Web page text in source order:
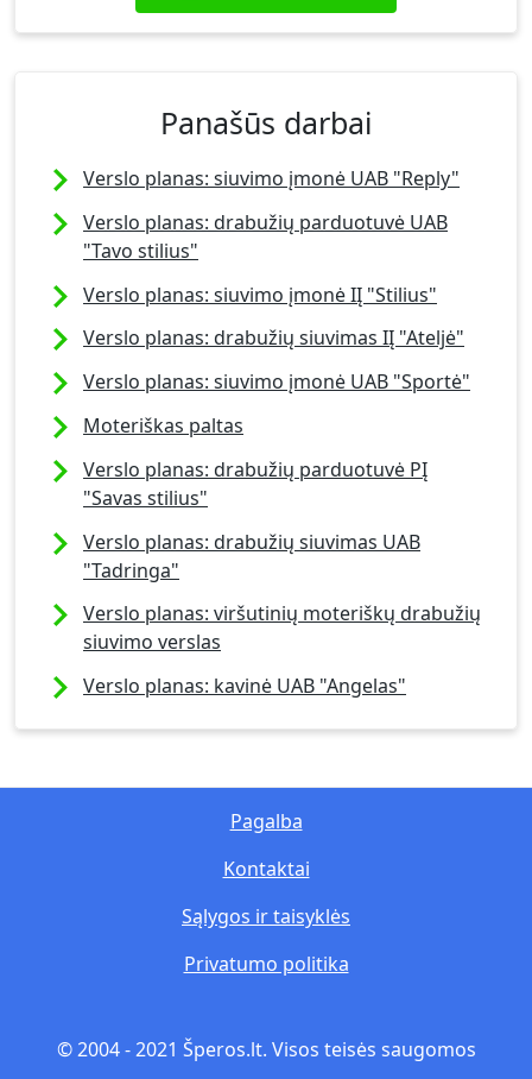
Panašūs darbai
Verslo planas: siuvimo įmonė UAB "Reply"
Verslo planas: drabužių parduotuvė UAB
"Tavo stilius"
Verslo planas: siuvimo įmonė IĮ "Stilius"
Verslo planas: drabužių siuvimas IĮ "Ateljė"
Verslo planas: siuvimo įmonė UAB "Sportė"
Moteriškas paltas
Verslo planas: drabužių parduotuvė PĮ
"Savas stilius"
Verslo planas: drabužių siuvimas UAB
"Tadringa"
Verslo planas: viršutinių moteriškų drabužių
siuvimo verslas
Verslo planas: kavinė UAB "Angelas"
© 2004 - 2021 Šperos.lt. Visos teisės saugomos
Privatumo politika
Sąlygos ir taisyklės
Kontaktai
Pagalba